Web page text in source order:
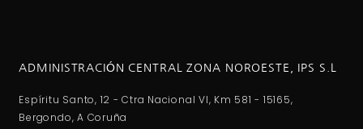
ADMINISTRACIÓN CENTRAL ZONA NOROESTE, IPS S.L
Espíritu Santo, 12 - Ctra Nacional VI, Km 581 - 15165,
Bergondo, A Coruña